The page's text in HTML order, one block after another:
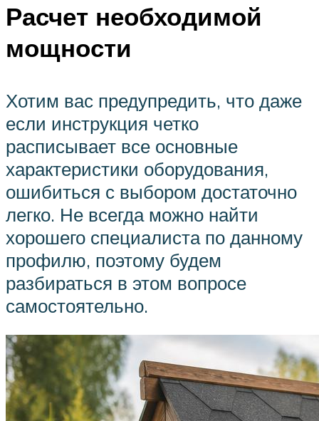
Расчет необходимой
мощности
Хотим вас предупредить, что даже
если инструкция четко
расписывает все основные
характеристики оборудования,
ошибиться с выбором достаточно
легко. Не всегда можно найти
хорошего специалиста по данному
профилю, поэтому будем
разбираться в этом вопросе
самостоятельно.